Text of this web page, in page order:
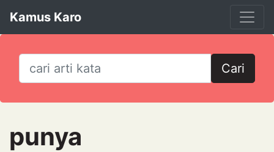
Kamus Karo
Cari
punya